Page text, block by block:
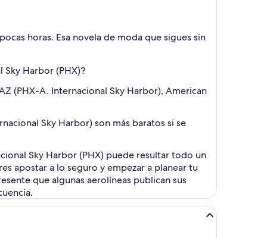
horas. Esa novela de moda que sigues sin
Harbor (PHX)?
(PHX-A. Internacional Sky Harbor), American
Sky Harbor) son más baratos si se
Sky Harbor (PHX) puede resultar todo un
apostar a lo seguro y empezar a planear tu
que algunas aerolíneas publican sus